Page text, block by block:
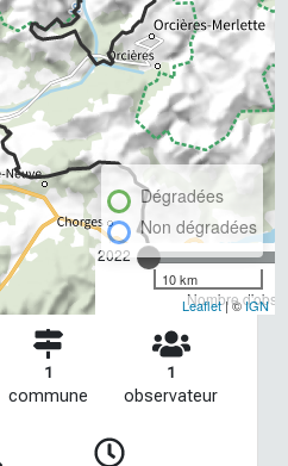
2022
Nombre
Dégradées
Non dégradées
10 km
Leaflet| ©IGN
1
commune
1
observateur